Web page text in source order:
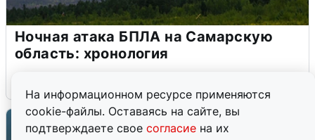
На информационном ресурсе применяются
cookie-файлы. Оставаясь на сайте, вы
подтверждаете свое согласие на их
Ночная атака БПЛА на Самарскую
область: хронология